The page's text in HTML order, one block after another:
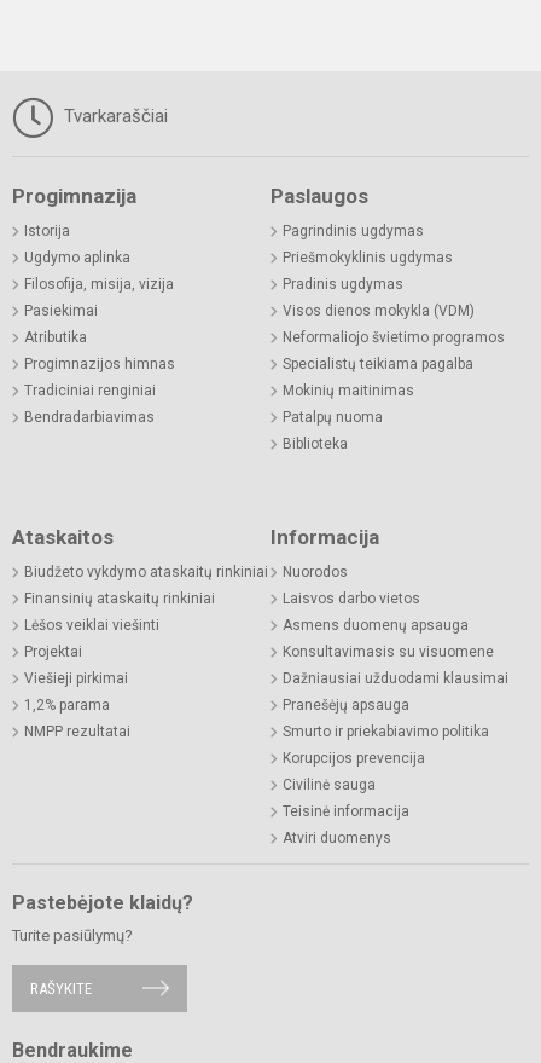
Tvarkaraščiai
Progimnazija
Istorija
Ugdymo aplinka
Filosofija, misija, vizija
Pasiekimai
Atributika
Progimnazijos himnas
Tradiciniai renginiai
Bendradarbiavimas
Paslaugos
Pagrindinis ugdymas
Priešmokyklinis ugdymas
Pradinis ugdymas
Visos dienos mokykla (VDM)
Neformaliojo švietimo programos
Specialistų teikiama pagalba
Mokinių maitinimas
Patalpų nuoma
Biblioteka
Ataskaitos
Biudžeto vykdymo ataskaitų rinkiniai
Finansinių ataskaitų rinkiniai
Lėšos veiklai viešinti
Projektai
Viešieji pirkimai
1,2% parama
NMPP rezultatai
Informacija
Nuorodos
Laisvos darbo vietos
Asmens duomenų apsauga
Konsultavimasis su visuomene
Dažniausiai užduodami klausimai
Pranešėjų apsauga
Smurto ir priekabiavimo politika
Korupcijos prevencija
Civilinė sauga
Teisinė informacija
Atviri duomenys
Pastebėjote klaidų?
Turite pasiūlymų?
RAŠYKITE
Bendraukime